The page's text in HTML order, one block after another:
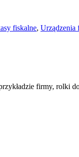
fiskalne, Urządzenia
firmy, rolki